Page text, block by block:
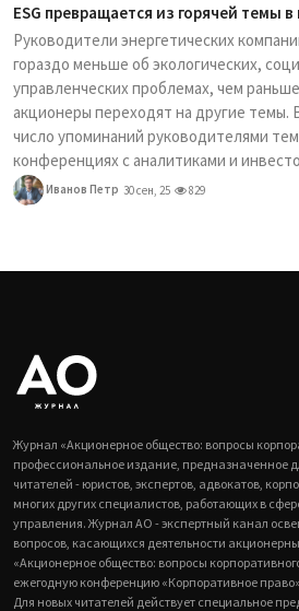
ESG превращается из горячей темы
Руководители энергетических
гораздо меньше об экологических,
управленческих проблемах, чем
акционеры переходят на другие темы.
число упоминаний руководителями
конференциях с аналитиками и
Иванов Петр 30 сен, 25 829
Журнал «Акционерное общество: вопросы
профессиональное издание, предназначенное
читателей - юристов, экспертов, адвокатов,
многих других специалистов, работающих в
управления. Журнал АО - экспертный канал
вопросов, касающихся деятельности
«Акционерное общество: вопросы
ежегодную конференцию «Корпоративное
Для новых читателей действует специальное